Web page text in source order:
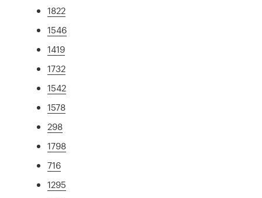
1822
1546
1419
1732
1542
1578
298
1798
716
1295